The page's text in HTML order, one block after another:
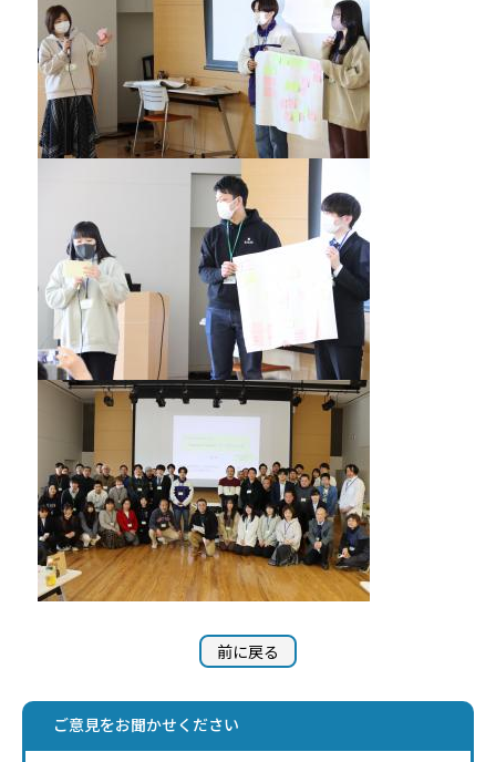
前に戻る
ご意見をお聞かせください